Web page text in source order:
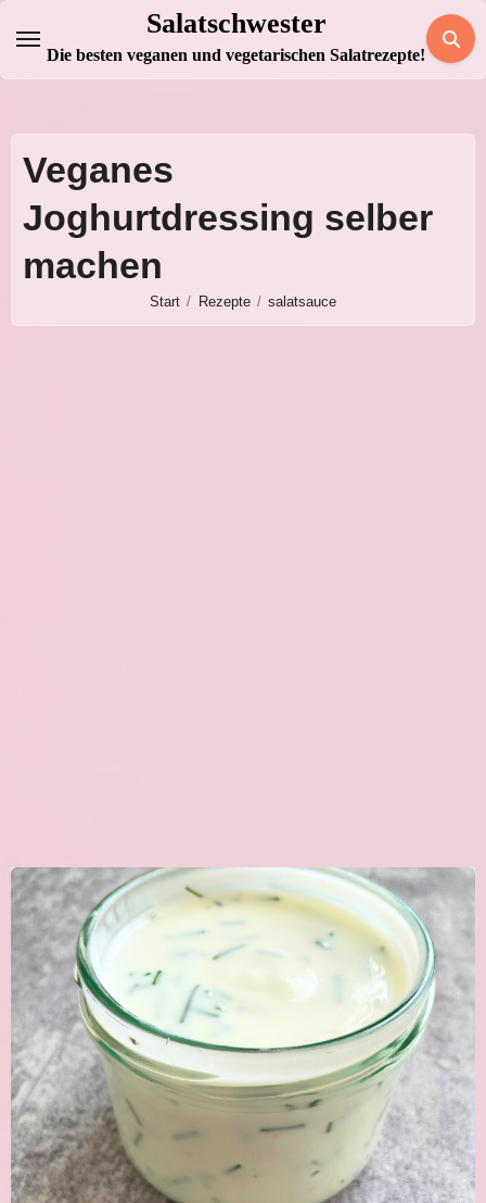
Inhalt
springen
Salatschwester
Die besten veganen und vegetarischen Salatrezepte!
Veganes
Joghurtdressing selber
machen
Start Rezepte salatsauce